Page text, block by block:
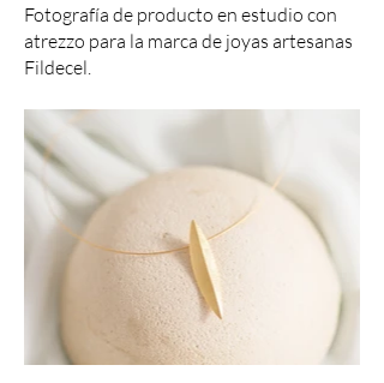
Fotografía de producto en estudio con
atrezzo para la marca de joyas artesanas
Fildecel.